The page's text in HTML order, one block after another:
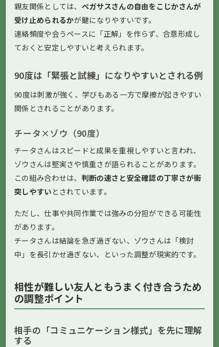
親友関係としては、 ペガサスさんの自由をこじかさんが
受け止められるかが鍵になりやすいです。
連絡頻度や会うペースに「正解」を作らず、合意形成し
ておくと安定しやすいと考えられます。
90度は「緊張と試練」になりやすいとされる例
90度は刺激が強く、学びもある一方で摩擦が起きやすい
関係とされることがあります。
チータ×ゾウ（90度）
チータさんはスピードと成果を重視しやすいと言われ、
ゾウさんは堅実さや慎重さが語られることがあります。
この組み合わせは、 判断の速さと安全確認の丁寧さが衝
突しやすいとされています。
ただし、仕事や共同作業では強みの分担ができる可能性
があります。
チータさんは結論を急ぎ過ぎない、ゾウさんは「検討
中」を長引かせ過ぎない、といった調整が現実的です。
相性が難しい友人ともうまく付き合うため
の調整ポイント
相手の「コミュニケーション様式」を先に理解
する